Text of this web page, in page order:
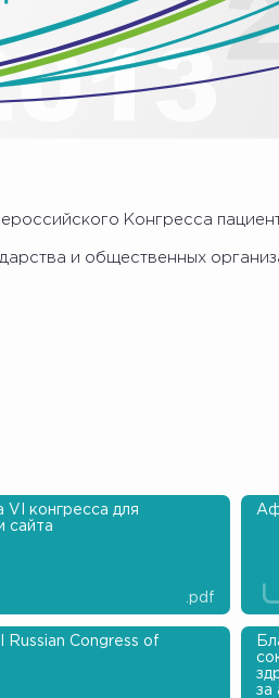
Конгресса
и общественных
VI конгресса для
сайта
.pdf
Russian Congress of
за